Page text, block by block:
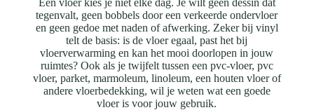
Een vloer kies je niet elke dag. Je wilt geen dessin dat
tegenvalt, geen bobbels door een verkeerde ondervloer
en geen gedoe met naden of afwerking. Zeker bij vinyl
telt de basis: is de vloer egaal, past het bij
vloerverwarming en kan het mooi doorlopen in jouw
ruimtes? Ook als je twijfelt tussen een pvc-vloer, pvc
vloer, parket, marmoleum, linoleum, een houten vloer of
andere vloerbedekking, wil je weten wat een goede
vloer is voor jouw gebruik.